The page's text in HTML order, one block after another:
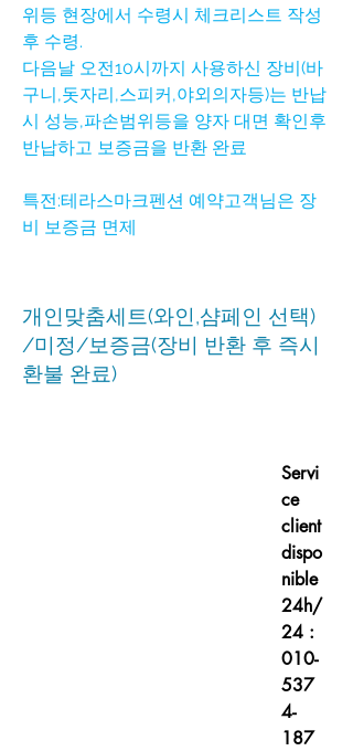
위등 현장에서 수령시 체크리스트 작성
후 수령.
다음날 오전10시까지 사용하신 장비(바
구니,돗자리,스피커,야외의자등)는 반납
시 성능,파손범위등을 양자 대면 확인후
반납하고 보증금을 반환 완료
특전:테라스마크펜션 예약고객님은 장
비 보증금 면제
개인맞춤세트(와인,샴페인 선택)
/미정/보증금(장비 반환 후 즉시
환불 완료)
Servi
ce
client
dispo
nible
24h/
24 :
010-
537
4-
187